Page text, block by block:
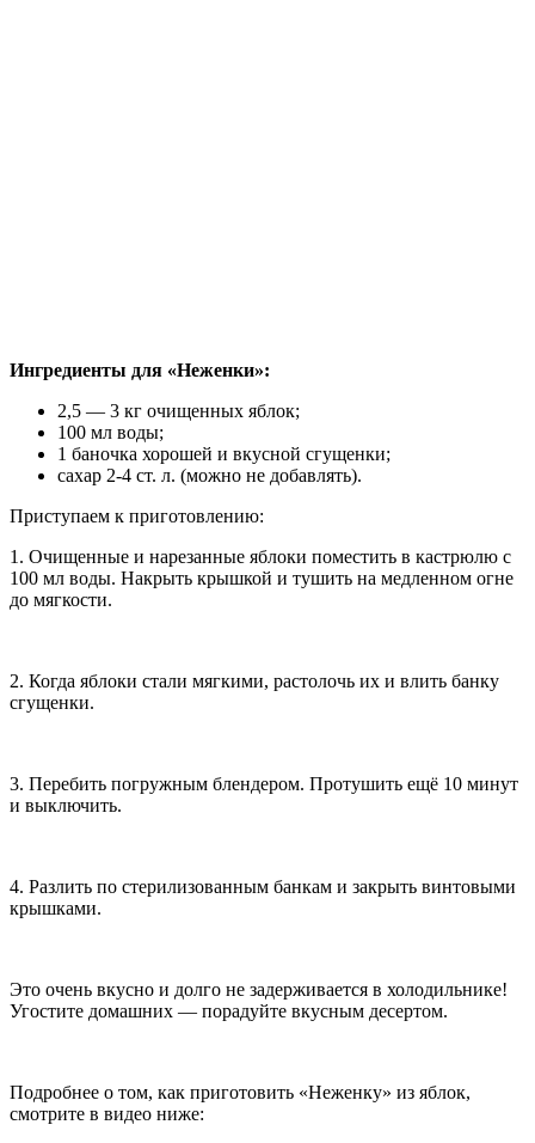
Ингредиенты для «Неженки»:
2,5 — 3 кг очищенных яблок;
100 мл воды;
1 баночка хорошей и вкусной сгущенки;
сахар 2-4 ст. л. (можно не добавлять).
Приступаем к приготовлению:
1. Очищенные и нарезанные яблоки поместить в кастрюлю с
100 мл воды. Накрыть крышкой и тушить на медленном огне
до мягкости.
2. Когда яблоки стали мягкими, растолочь их и влить банку
сгущенки.
3. Перебить погружным блендером. Протушить ещё 10 минут
и выключить.
4. Разлить по стерилизованным банкам и закрыть винтовыми
крышками.
Это очень вкусно и долго не задерживается в холодильнике!
Угостите домашних — порадуйте вкусным десертом.
Подробнее о том, как приготовить «Неженку» из яблок,
смотрите в видео ниже: